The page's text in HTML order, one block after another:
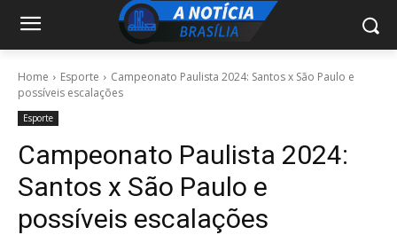
Home Esporte
Campeonato Paulista 2024: Santos x São Paulo e
possíveis escalações
Esporte
Campeonato Paulista 2024:
Santos x São Paulo e
possíveis escalações